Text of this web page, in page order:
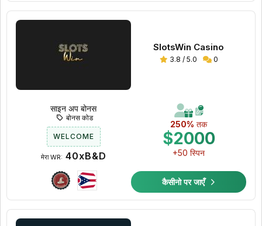
SlotsWin Casino
3.8 / 5.0 0
250% तक
$2000
+50 स्पिन
साइन अप बोनस
बोनस कोड
WELCOME
मेरा WR: 40xB&D
कैसीनो पर जाएँ